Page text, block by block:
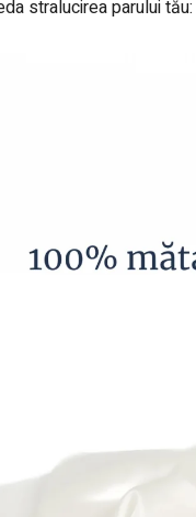
stralucirea parului tău: